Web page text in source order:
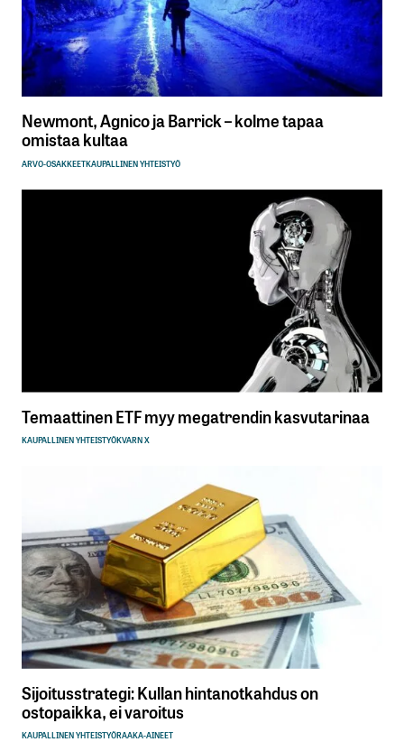
Newmont, Agnico ja Barrick – kolme tapaa
omistaa kultaa
ARVO-OSAKKEETKAUPALLINEN YHTEISTYÖ
Temaattinen ETF myy megatrendin kasvutarinaa
KAUPALLINEN YHTEISTYÖKVARN X
Sijoitusstrategi: Kullan hintanotkahdus on
ostopaikka, ei varoitus
KAUPALLINEN YHTEISTYÖRAAKA-AINEET